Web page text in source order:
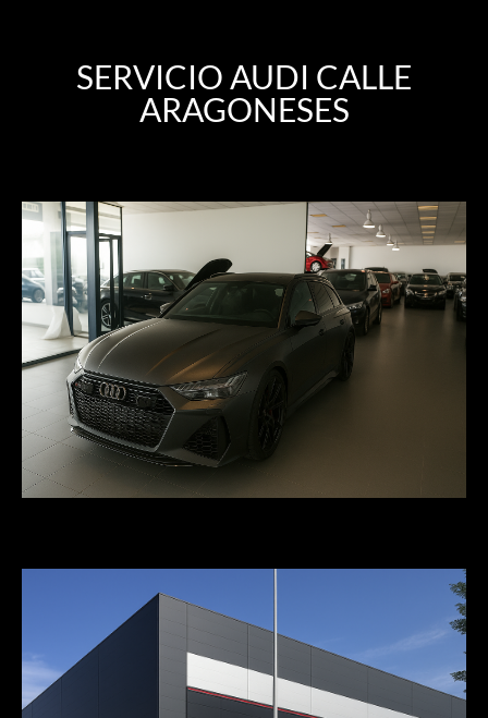
SERVICIO AUDI CALLE
ARAGONESES